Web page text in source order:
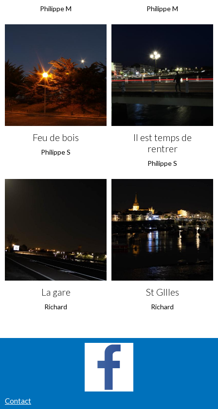
Philippe M Philippe M
Feu de bois
Philippe S
Il est temps de
rentrer
Philippe S
La gare
Richard
St GIlles
Richard
Contact